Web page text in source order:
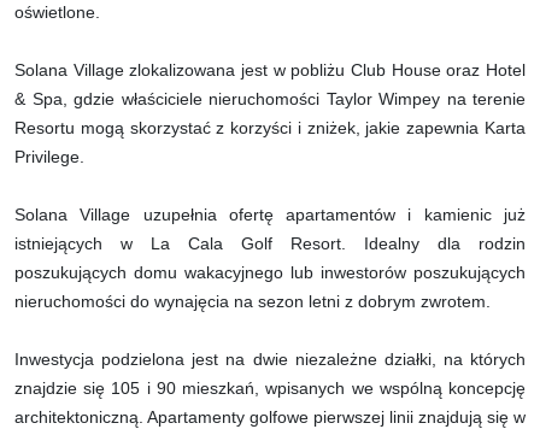
oświetlone.
Solana Village zlokalizowana jest w pobliżu Club House oraz Hotel
& Spa, gdzie właściciele nieruchomości Taylor Wimpey na terenie
Resortu mogą skorzystać z korzyści i zniżek, jakie zapewnia Karta
Privilege.
Solana Village uzupełnia ofertę apartamentów i kamienic już
istniejących w La Cala Golf Resort. Idealny dla rodzin
poszukujących domu wakacyjnego lub inwestorów poszukujących
nieruchomości do wynajęcia na sezon letni z dobrym zwrotem.
Inwestycja podzielona jest na dwie niezależne działki, na których
znajdzie się 105 i 90 mieszkań, wpisanych we wspólną koncepcję
architektoniczną. Apartamenty golfowe pierwszej linii znajdują się w